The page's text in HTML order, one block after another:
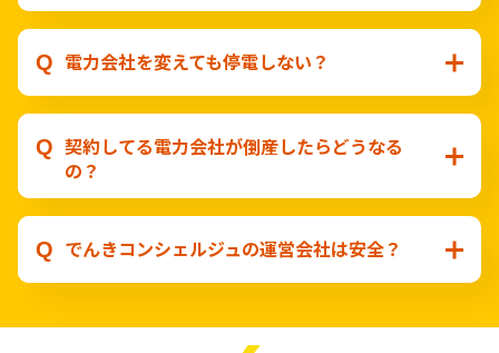
電力会社を変えても停電しない？
契約してる電力会社が倒産したらどうなる
の？
でんきコンシェルジュの運営会社は安全？